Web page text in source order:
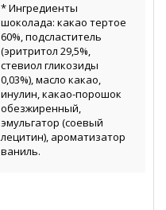
* Ингредиенты
шоколада: какао тертое
60%, подсластитель
(эритритол 29,5%,
стевиол гликозиды
0,03%), масло какао,
инулин, какао-порошок
обезжиренный,
эмульгатор (соевый
лецитин), ароматизатор
ваниль.